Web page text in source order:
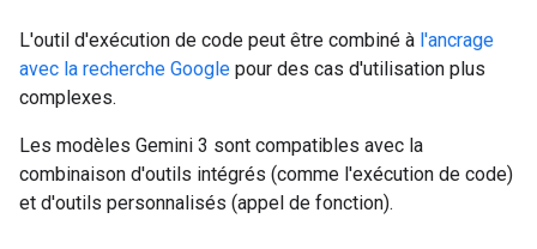
L'outil d'exécution de code peut être combiné à l'ancrage
avec la recherche Google pour des cas d'utilisation plus
complexes.
Les modèles Gemini 3 sont compatibles avec la
combinaison d'outils intégrés (comme l'exécution de code)
et d'outils personnalisés (appel de fonction).